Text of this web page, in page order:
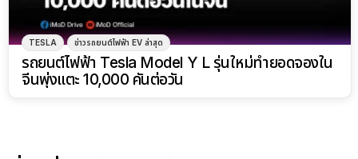
TESLA ข่าวรถยนต์ไฟฟ้า EV ล่าสุด
รถยนต์ไฟฟ้า Tesla Model Y L รุ่นใหม่ทำยอดจองใน
จีนพุ่งแตะ 10,000 คันต่อวัน